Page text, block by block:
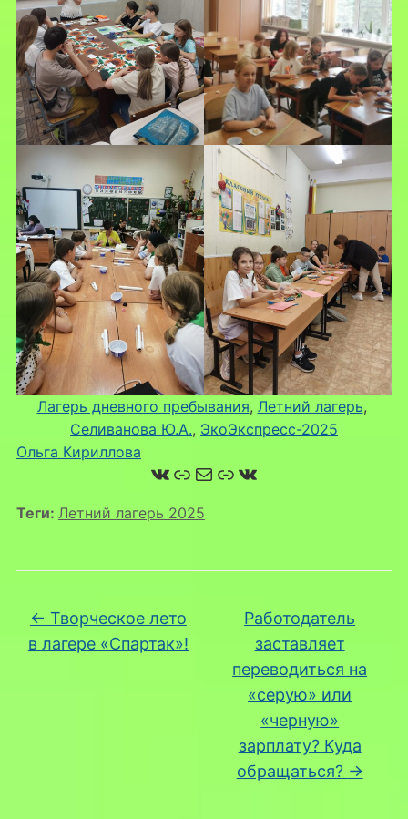
Лагерь дневного пребывания, Летний лагерь
Селиванова Ю.А., ЭкоЭкспресс-2025
Ольга Кириллова
ВКонтакте
Ссылка
Почта
Ссылка
ВКонтакте
Теги: Летний лагерь 2025
← Творческое лето
в лагере «Спартак»!
Работодатель
заставляет
переводиться на
«серую» или
«черную»
зарплату? Куда
обращаться? →